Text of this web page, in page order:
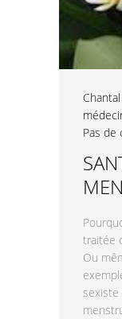
Pas de
traitée
Ou
sexiste